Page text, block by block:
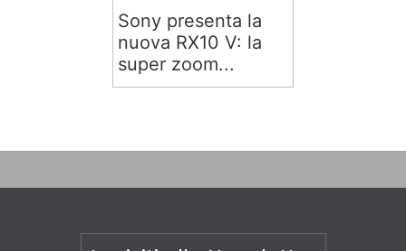
Sony presenta la
nuova RX10 V: la
super zoom...